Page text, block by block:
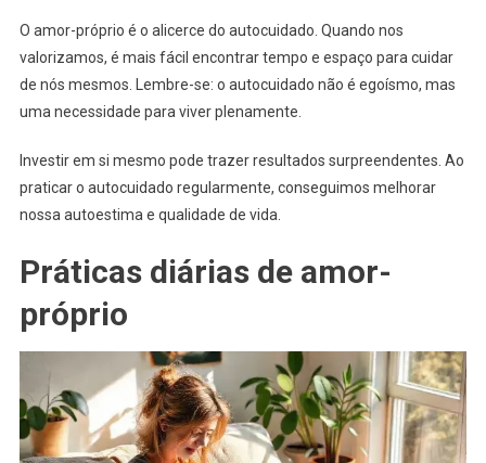
O amor-próprio é o alicerce do autocuidado. Quando nos
valorizamos, é mais fácil encontrar tempo e espaço para cuidar
de nós mesmos. Lembre-se: o autocuidado não é egoísmo, mas
uma necessidade para viver plenamente.
Investir em si mesmo pode trazer resultados surpreendentes. Ao
praticar o autocuidado regularmente, conseguimos melhorar
nossa autoestima e qualidade de vida.
Práticas diárias de amor-
próprio